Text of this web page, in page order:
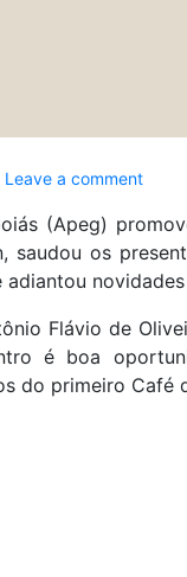
Leave a comment
(Apeg)
saudou os
Flávio de
é boa
do primeiro Café